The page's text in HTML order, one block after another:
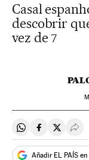
Casal
descobrir
vez de 7
Compartir en
Compartir
Añadir EL PAÍS